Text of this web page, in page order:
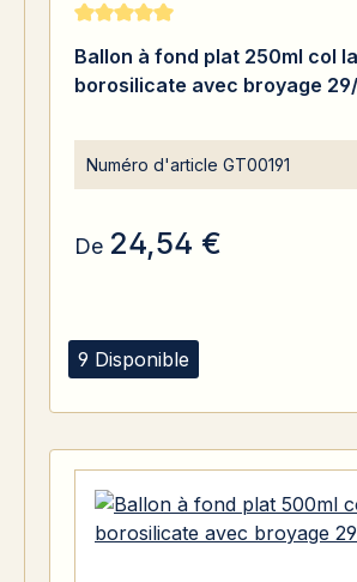
9 Disponible
Note moyenne de 5 sur 5 étoiles
Ballon à fond plat 250ml col
borosilicate avec broyage
Numéro d'article GT00191
De 24,54 €